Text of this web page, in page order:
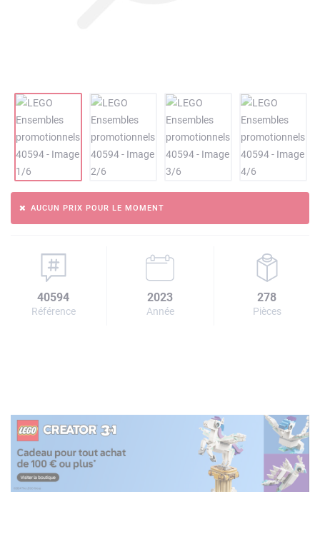
AUCUN PRIX POUR LE MOMENT
40594
Référence
2023
Année
278
Pièces